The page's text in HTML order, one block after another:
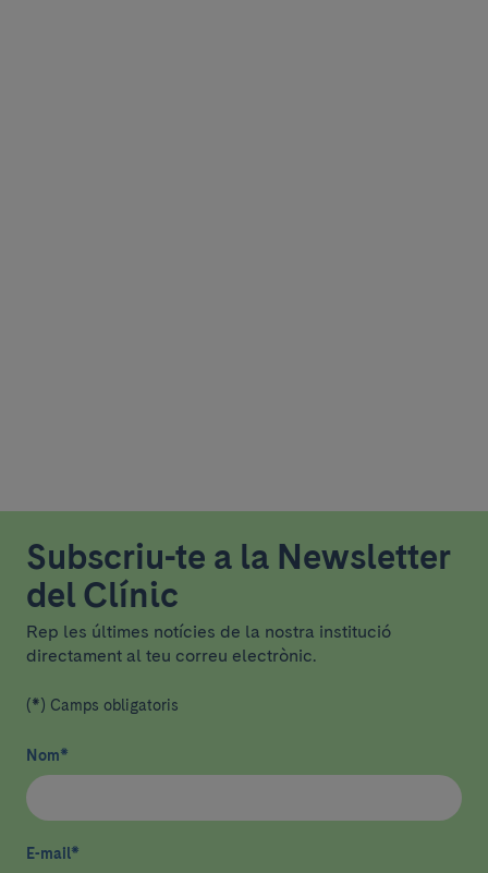
Subscriu-te a la Newsletter
del Clínic
Rep les últimes notícies de la nostra institució
directament al teu correu electrònic.
(*) Camps obligatoris
Nom*
E-mail*